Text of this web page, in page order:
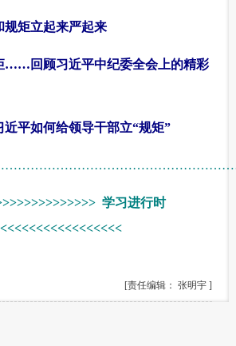
规矩立起来严起来
……回顾习近平中纪委全会上的精彩
平如何给领导干部立“规矩”
学习进行时
[责任编辑： 张明宇 ]